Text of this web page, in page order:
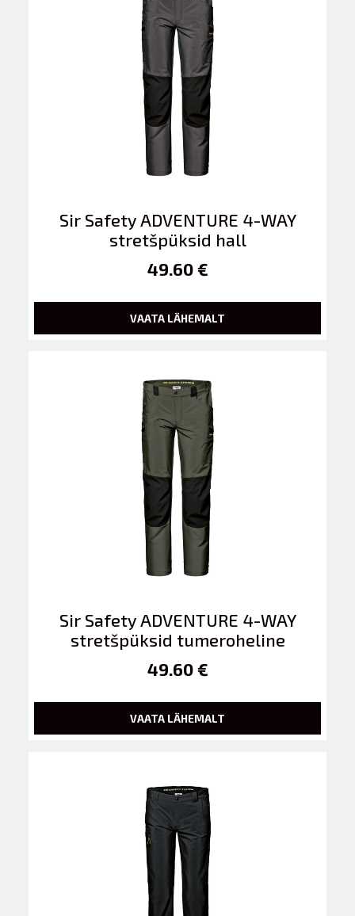
Sir Safety ADVENTURE 4-WAY
stretšpüksid hall
49.60 €
VAATA LÄHEMALT
Sir Safety ADVENTURE 4-WAY
stretšpüksid tumeroheline
49.60 €
VAATA LÄHEMALT